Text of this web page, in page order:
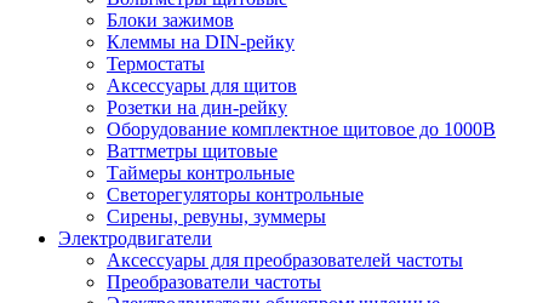
Блоки зажимов
Клеммы на DIN-рейку
Термостаты
Аксессуары для щитов
Розетки на дин-рейку
Оборудование комплектное щитовое до 1000В
Ваттметры щитовые
Таймеры контрольные
Светорегуляторы контрольные
Сирены, ревуны, зуммеры
Электродвигатели
Аксессуары для преобразователей частоты
Преобразователи частоты